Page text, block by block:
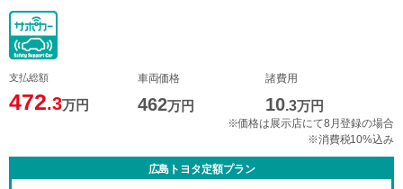
支払総額
472.3万円
車両価格
462万円
諸費用
10.3万円
※価格は展示店にて8月登録の場合
※消費税10%込み
広島トヨタ定額プラン